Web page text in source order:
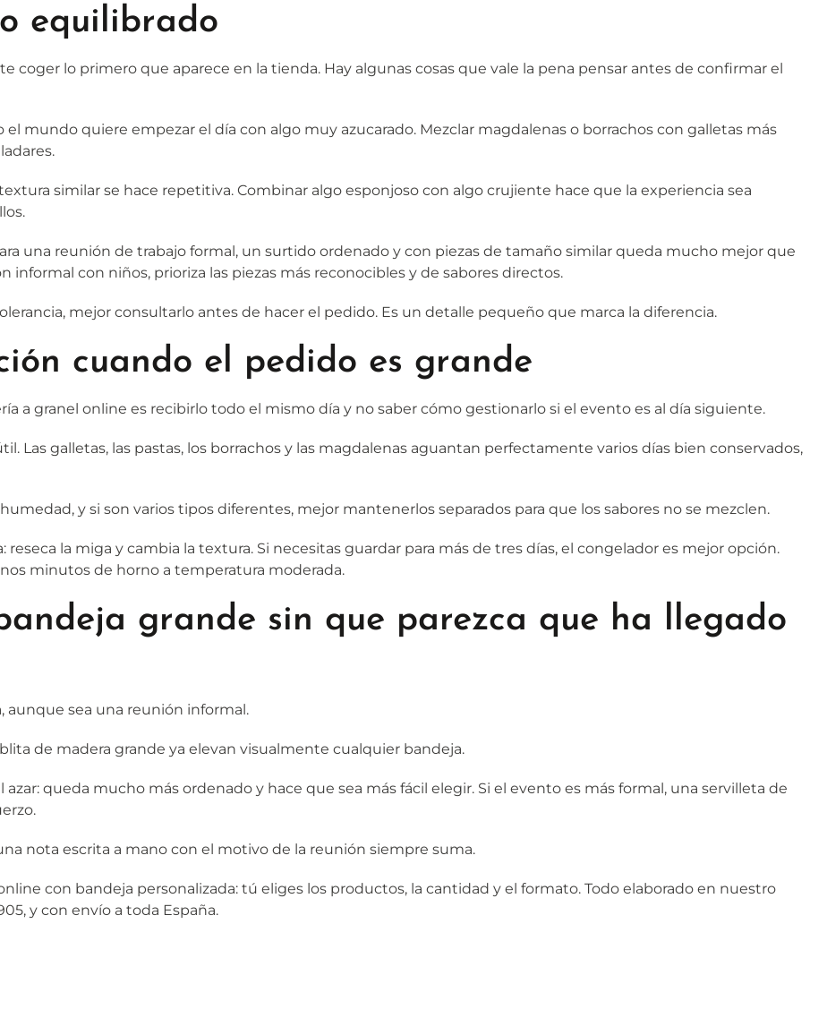
equilibrado
lo primero que aparece en la tienda. Hay algunas cosas que vale la pena pensar antes de confirmar el
mundo quiere empezar el día con algo muy azucarado. Mezclar magdalenas o borrachos con galletas más
similar se hace repetitiva. Combinar algo esponjoso con algo crujiente hace que la experiencia sea
una reunión de trabajo formal, un surtido ordenado y con piezas de tamaño similar queda mucho mejor que
informal con niños, prioriza las piezas más reconocibles y de sabores directos.
mejor consultarlo antes de hacer el pedido. Es un detalle pequeño que marca la diferencia.
cuando el pedido es grande
a granel online es recibirlo todo el mismo día y no saber cómo gestionarlo si el evento es al día siguiente.
Las galletas, las pastas, los borrachos y las magdalenas aguantan perfectamente varios días bien conservados,
y si son varios tipos diferentes, mejor mantenerlos separados para que los sabores no se mezclen.
reseca la miga y cambia la textura. Si necesitas guardar para más de tres días, el congelador es mejor opción.
minutos de horno a temperatura moderada.
grande sin que parezca que ha llegado
aunque sea una reunión informal.
de madera grande ya elevan visualmente cualquier bandeja.
queda mucho más ordenado y hace que sea más fácil elegir. Si el evento es más formal, una servilleta de
nota escrita a mano con el motivo de la reunión siempre suma.
con bandeja personalizada: tú eliges los productos, la cantidad y el formato. Todo elaborado en nuestro
y con envío a toda España.